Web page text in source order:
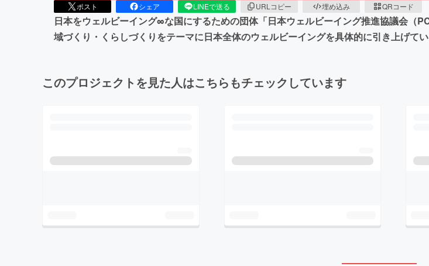
ポスト シェア LINEで送る URLコピー 埋め込み QRコード
日本をウェルビーイング∞な国にするための団体「日本ウェルビーイング推進協議会（
域づくり・くらしづくりをテーマに日本全体のウェルビーイングを具体的に引き上げて
このプロジェクトを見た人はこちらもチェックしています